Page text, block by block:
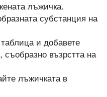
лъжичка.
субстанция на
и добавете
възрстта на
лъжичката в